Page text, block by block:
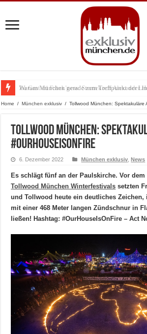
Warum München gerade zum Treffpunkt der
Home / München exklusiv / Tollwood München: Spektakuläre
Tollwood München:
#OurHouseIsOnFire
6. Dezember 2022 München exklusiv ,News
Es schlägt fünf an der Paulskirche. Vor
Tollwood München Winterfestivals setzten
und Tollwood heute ein deutliches Zeichen,
mit einer 468 Meter langen Zündschnur in
ließen! Hashtag: #OurHouseIsOnFire – Act